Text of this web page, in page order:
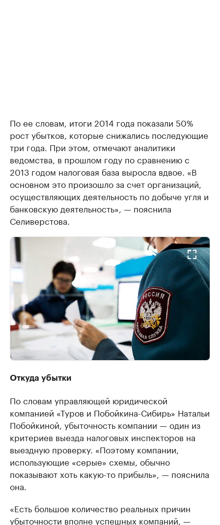
По ее словам, итоги 2014 года показали 50%
рост убытков, которые снижались последующие
три года. При этом, отмечают аналитики
ведомства, в прошлом году по сравнению с
2013 годом налоговая база выросла вдвое. «В
основном это произошло за счет организаций,
осуществляющих деятельность по добыче угля и
банковскую деятельность», — пояснила
Селиверстова.
Откуда убытки
По словам управляющей юридической
компанией «Туров и Побойкина-Сибирь» Натальи
Побойкиной, убыточность компании — один из
критериев выезда налоговых инспекторов на
выездную проверку. «Поэтому компании,
использующие «серые» схемы, обычно
показывают хоть какую-то прибыль», — пояснила
она.
«Есть большое количество реальных причин
убыточности вполне успешных компаний, —